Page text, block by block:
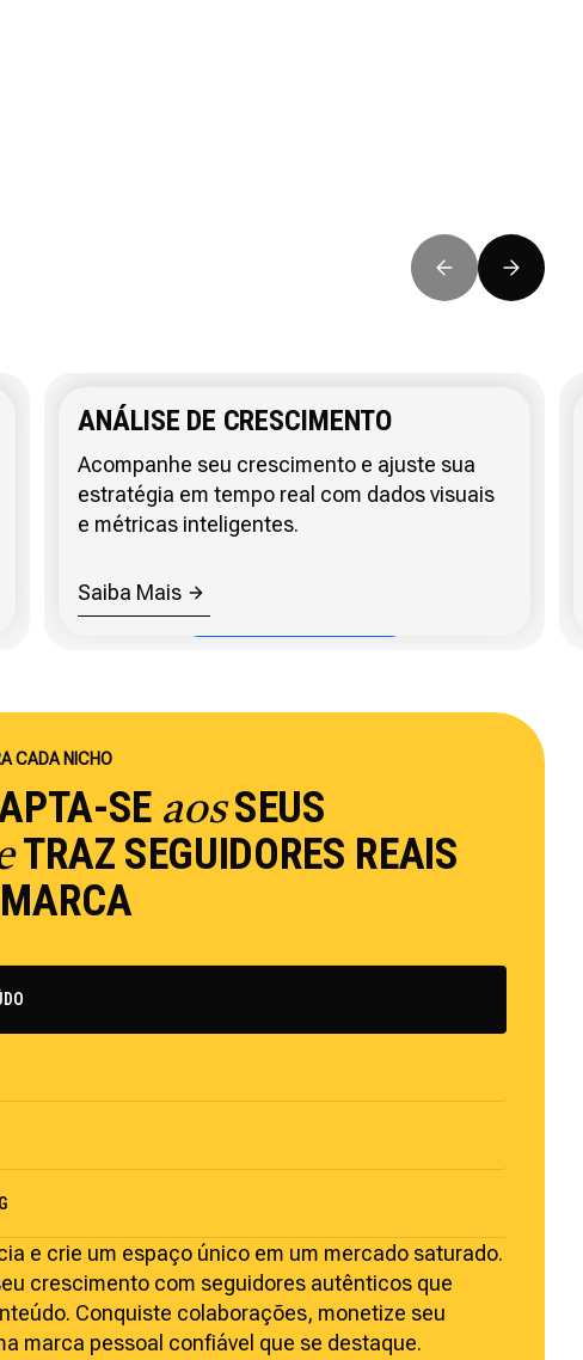
ANÁLISE DE CRESCIMENTO
Acompanhe seu crescimento e ajuste sua
estratégia em tempo real com dados visuais
e métricas inteligentes.
Saiba Mais
CADA NICHO
SE aosSEUS
TRAZ SEGUIDORES REAIS
e crie um espaço único em um mercado saturado.
crescimento com seguidores autênticos que
Conquiste colaborações, monetize seu
marca pessoal confiável que se destaque.